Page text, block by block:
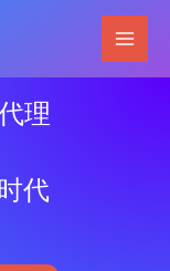
Main
理
代